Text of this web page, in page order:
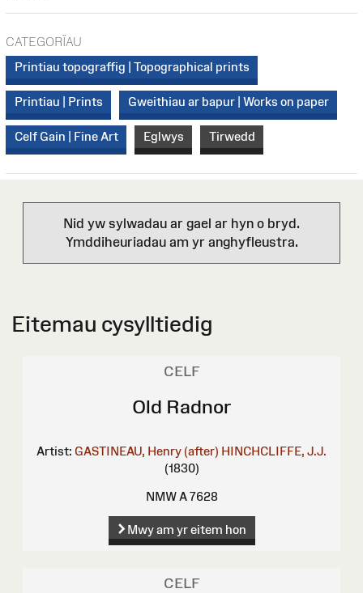
CATEGORÏAU
Printiau topograffig | Topographical prints
Printiau | Prints Gweithiau ar bapur | Works on paper
Celf Gain | Fine Art Eglwys Tirwedd
Nid yw sylwadau ar gael ar hyn o bryd.
Ymddiheuriadau am yr anghyfleustra.
Eitemau cysylltiedig
CELF
Old Radnor
Artist: GASTINEAU, Henry (after) HINCHCLIFFE, J.J.
(1830)
NMW A 7628
Mwy am yr eitem hon
CELF